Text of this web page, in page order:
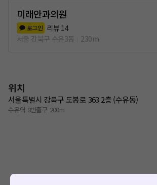
미래안과의원
로그인 리뷰 14
서울 강북구 수유3동
230m
위치
서울특별시 강북구 도봉로 363 2층 (수유동)
수유역 8번출구 200m